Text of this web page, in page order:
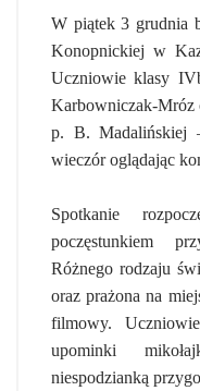
W piątek 3 grudnia
Konopnickiej w
Uczniowie klasy
Karbowniczak-Mróz
p. B. Madalińskiej
wieczór oglądając
Spotkanie
poczęstunkiem
Różnego rodzaju
oraz prażona na
filmowy.
upominki
niespodzianką